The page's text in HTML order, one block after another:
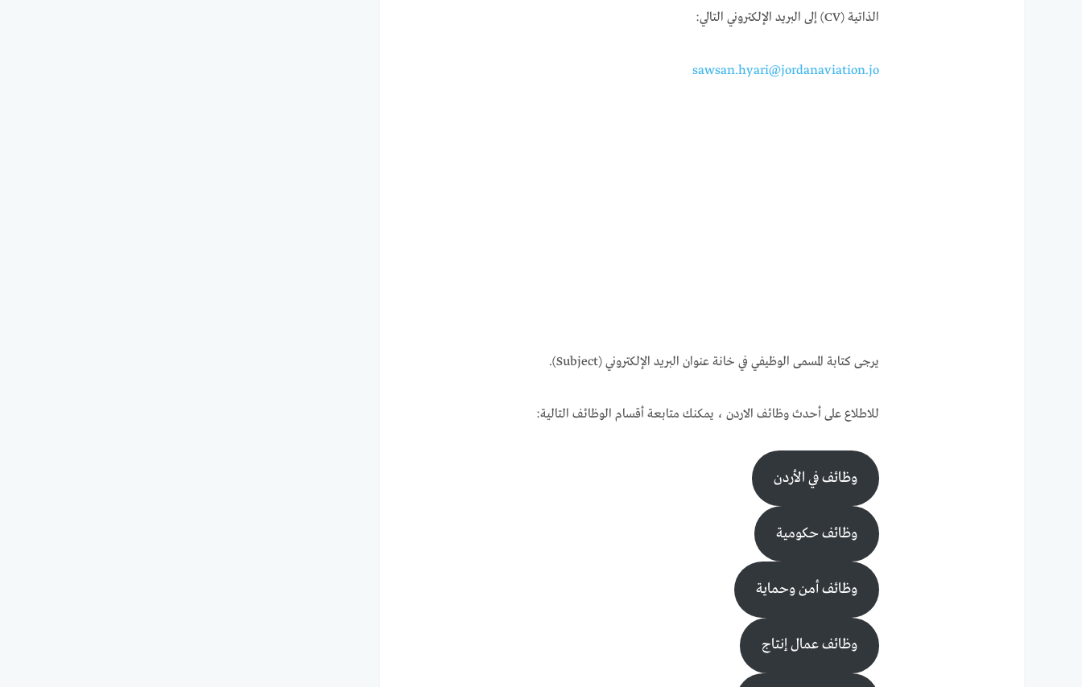
الذاتية (CV) إلى البريد الإلكتروني التالي:
sawsan.hyari@jordanaviation.jo
يرجى كتابة المسمى الوظيفي في خانة عنوان البريد الإلكتروني (Subject).
للاطلاع على أحدث وظائف الاردن ، يمكنك متابعة أقسام الوظائف التالية:
وظائف في الأردن
وظائف حكومية
وظائف أمن وحماية
وظائف عمال إنتاج